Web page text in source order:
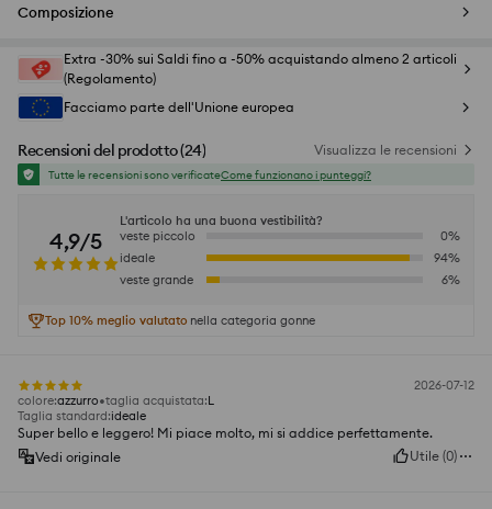
Composizione
Extra -30% sui Saldi fino a -50% acquistando almeno 2 articoli
(Regolamento)
Facciamo parte dell'Unione europea
Recensioni del prodotto(24) Visualizza le recensioni
Tutte le recensioni sono verificateCome funzionano i punteggi?
4,9/5
L'articolo ha una buona vestibilità?
veste piccolo
0%
ideale
94%
veste grande
6%
Top 10% meglio valutato nella categoria gonne
2026-07-12
colore:azzurro taglia acquistata:L
Taglia standard:ideale
Super bello e leggero! Mi piace molto, mi si addice perfettamente.
Vedi originale
Utile (0)